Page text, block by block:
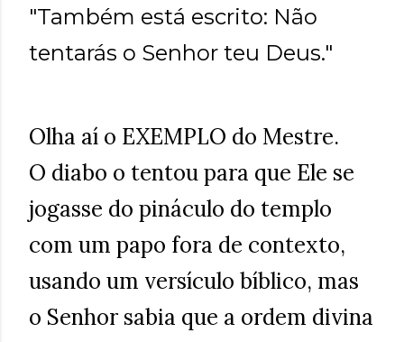
"Também está escrito: Não
tentarás o Senhor teu Deus."
Olha aí o EXEMPLO do Mestre.
O diabo o tentou para que Ele se
jogasse do pináculo do templo
com um papo fora de contexto,
usando um versículo bíblico, mas
o Senhor sabia que a ordem divina